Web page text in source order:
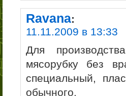
Ravana:
11.11.2009 в 13:33
Для
мясорубку без
специальный,
обычного.